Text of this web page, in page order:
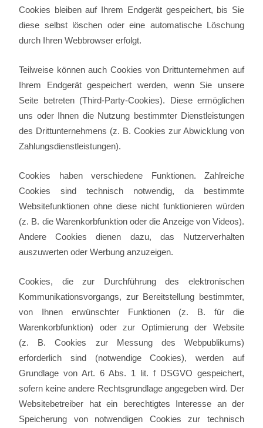
Cookies bleiben auf Ihrem Endgerät gespeichert, bis Sie
diese selbst löschen oder eine automatische Löschung
durch Ihren Webbrowser erfolgt.
Teilweise können auch Cookies von Drittunternehmen auf
Ihrem Endgerät gespeichert werden, wenn Sie unsere
Seite betreten (Third-Party-Cookies). Diese ermöglichen
uns oder Ihnen die Nutzung bestimmter Dienstleistungen
des Drittunternehmens (z. B. Cookies zur Abwicklung von
Zahlungsdienstleistungen).
Cookies haben verschiedene Funktionen. Zahlreiche
Cookies sind technisch notwendig, da bestimmte
Websitefunktionen ohne diese nicht funktionieren würden
(z. B. die Warenkorbfunktion oder die Anzeige von Videos).
Andere Cookies dienen dazu, das Nutzerverhalten
auszuwerten oder Werbung anzuzeigen.
Cookies, die zur Durchführung des elektronischen
Kommunikationsvorgangs, zur Bereitstellung bestimmter,
von Ihnen erwünschter Funktionen (z. B. für die
Warenkorbfunktion) oder zur Optimierung der Website
(z. B. Cookies zur Messung des Webpublikums)
erforderlich sind (notwendige Cookies), werden auf
Grundlage von Art. 6 Abs. 1 lit. f DSGVO gespeichert,
sofern keine andere Rechtsgrundlage angegeben wird. Der
Websitebetreiber hat ein berechtigtes Interesse an der
Speicherung von notwendigen Cookies zur technisch